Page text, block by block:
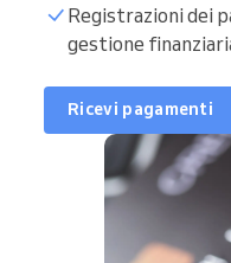
Registrazioni dei
gestione
Ricevi pagamenti